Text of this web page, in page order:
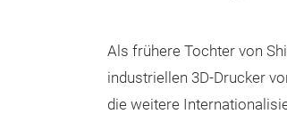
Als frühere Tochter von
industriellen 3D-Drucker
die weitere